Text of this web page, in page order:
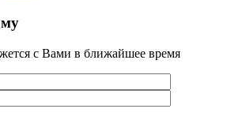
с Вами в ближайшее время